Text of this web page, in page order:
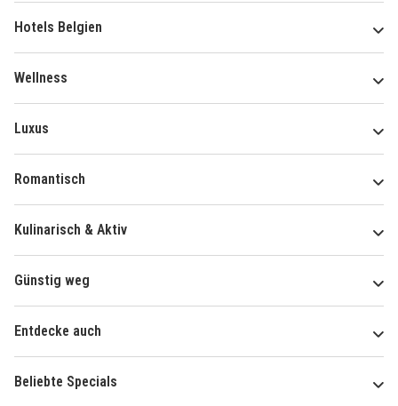
Hotels Belgien
Wellness
Luxus
Romantisch
Kulinarisch & Aktiv
Günstig weg
Entdecke auch
Beliebte Specials